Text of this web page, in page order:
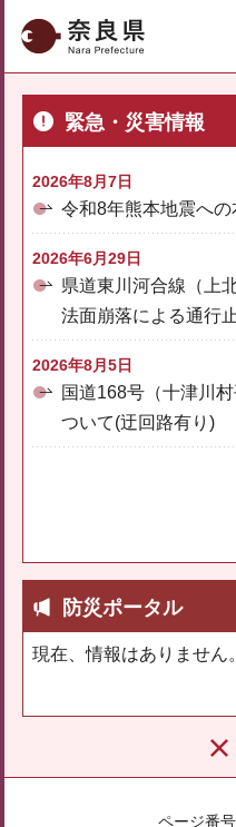
奈良県
緊急・災害情報
2026年8月7日
令和8年熊本地震へ
2026年6月29日
県道東川河合線（上
法面崩落による通行
2026年8月5日
国道168号（十津川
ついて(迂回路有り)
防災ポータル
現在、情報はありません。
ページ番